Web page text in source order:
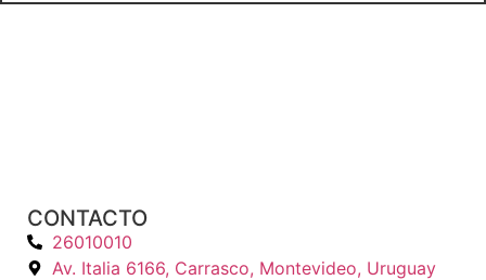
CONTACTO
26010010
Av. Italia 6166, Carrasco, Montevideo, Uruguay